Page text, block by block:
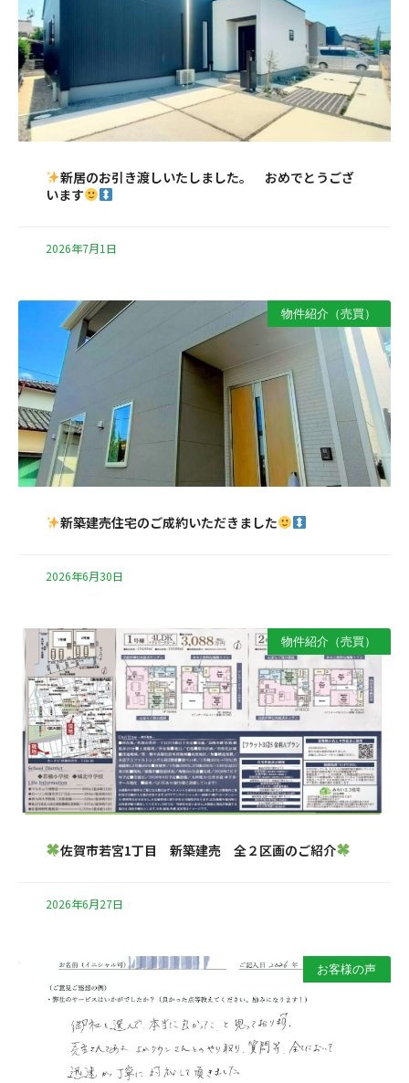
新居のお引き渡しいたしました。 おめでとうござ
います
2026年7月1日
物件紹介（売買）
新築建売住宅のご成約いただきました
2026年6月30日
物件紹介（売買）
佐賀市若宮1丁目 新築建売 全２区画のご紹介
2026年6月27日
お客様の声